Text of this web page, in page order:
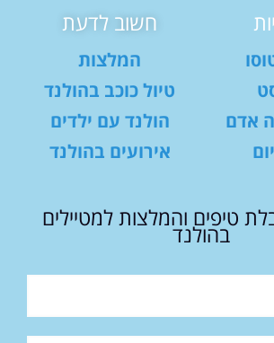
אדם
חשוב לדעת
המלצות
טיול כוכב בהולנד
הולנד עם ילדים
אירועים בהולנד
טיפים והמלצות למטיילים
בהולנד